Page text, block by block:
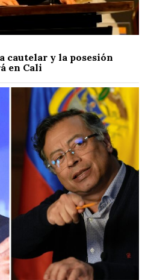
cautelar y la posesión
en Cali